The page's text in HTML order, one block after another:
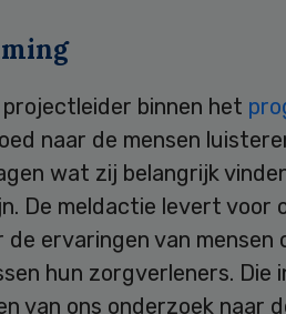
projectleider binnen het
naar de mensen
wat zij belangrijk
De meldactie levert voor
ervaringen van mensen
hun zorgverleners. Die
van ons onderzoek naar